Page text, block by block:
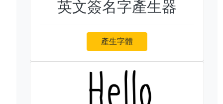
英文簽名字產生器
產生字體